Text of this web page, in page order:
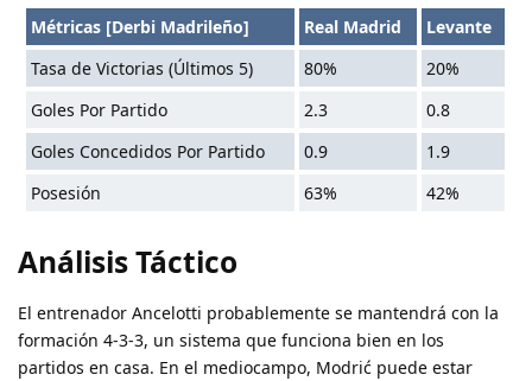
Métricas [Derbi Madrileño] Real Madrid
Levante
Tasa de Victorias (Últimos 5)
80%
20%
Goles Por Partido
2.3
0.8
Goles Concedidos Por Partido
0.9
1.9
Posesión
63% 42%
Análisis Táctico
El entrenador Ancelotti probablemente se mantendrá con la
formación 4-3-3, un sistema que funciona bien en los
partidos en casa. En el mediocampo, Modrić puede estar